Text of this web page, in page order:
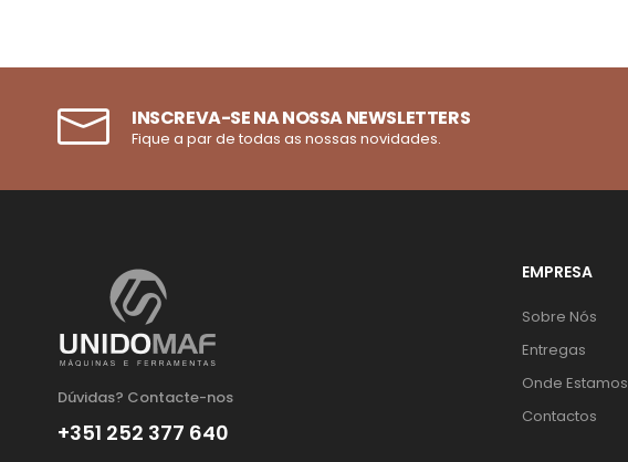
INSCREVA-SE NA NOSSA NEWSLETTERS
Fique a par de todas as nossas novidades.
Dúvidas? Contacte-nos
+351 252 377 640
EMPRESA
Sobre Nós
Entregas
Onde Estamos
Contactos